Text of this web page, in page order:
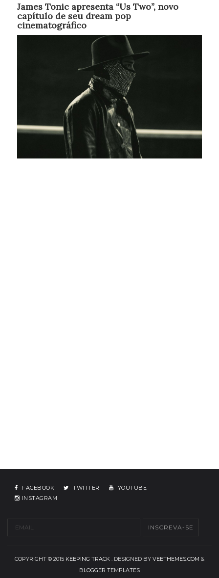
James Tonic apresenta “Us Two”, novo
capítulo de seu dream pop
cinematográfico
FACEBOOK TWITTER
YOUTUBE
INSTAGRAM
COPYRIGHT © 2015 KEEPING TRACK . DESIGNED BY VEETHEMES.COM &
BLOGGER TEMPLATES